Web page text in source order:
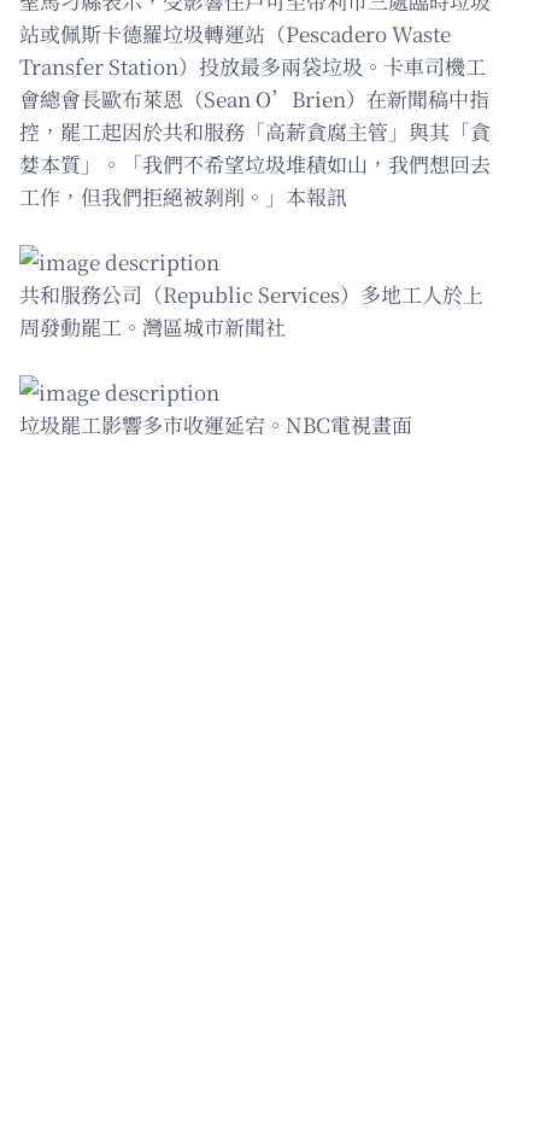
站或佩斯卡德羅垃圾轉運站（Pescadero Waste
Transfer Station）投放最多兩袋垃圾。卡車司機工
會總會長歐布萊恩（Sean O’Brien）在新聞稿中指
控，罷工起因於共和服務「高薪貪腐主管」與其「貪
婪本質」。「我們不希望垃圾堆積如山，我們想回去
工作，但我們拒絕被剝削。」本報訊
共和服務公司（Republic Services）多地工人於上
周發動罷工。灣區城市新聞社
垃圾罷工影響多市收運延宕。NBC電視畫面